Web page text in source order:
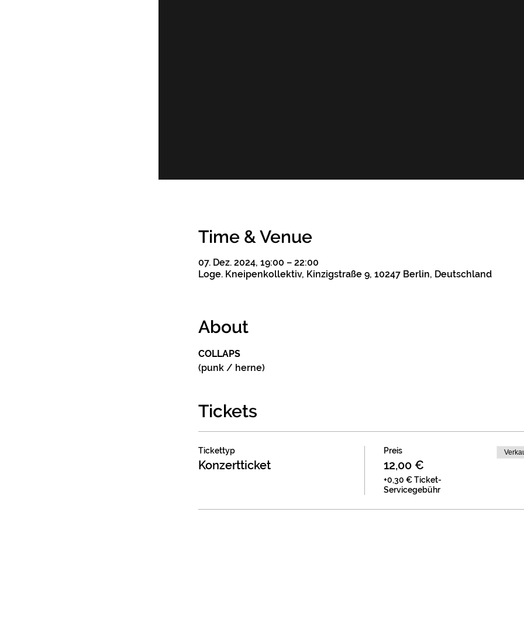
Time & Venue
07. Dez. 2024, 19:00 – 22:00
Loge. Kneipenkollektiv, Kinzigstraße 9, 10247 Berlin, Deutschland
About
COLLAPS
(punk / herne)
Tickets
Tickettyp
Konzertticket
Preis
12,00 €
+0,30 € Ticket-
Servicegebühr